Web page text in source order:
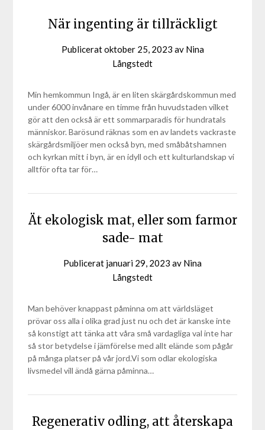
När ingenting är tillräckligt
Publiceratoktober 25, 2023 av Nina
Långstedt
Min hemkommun Ingå, är en liten skärgårdskommun med
under 6000 invånare en timme från huvudstaden vilket
gör att den också är ett sommarparadis för hundratals
människor. Barösund räknas som en av landets vackraste
skärgårdsmiljöer men också byn, med småbåtshamnen
och kyrkan mitt i byn, är en idyll och ett kulturlandskap vi
alltför ofta tar för…
Ät ekologisk mat, eller som farmor
sade- mat
Publicerat januari 29, 2023 av Nina
Långstedt
Man behöver knappast påminna om att världsläget
prövar oss alla i olika grad just nu och det är kanske inte
så konstigt att tänka att våra små vardagliga val inte har
så stor betydelse i jämförelse med allt elände som pågår
på många platser på vår jord.Vi som odlar ekologiska
livsmedel vill ändå gärna påminna…
Regenerativ odling, att återskapa